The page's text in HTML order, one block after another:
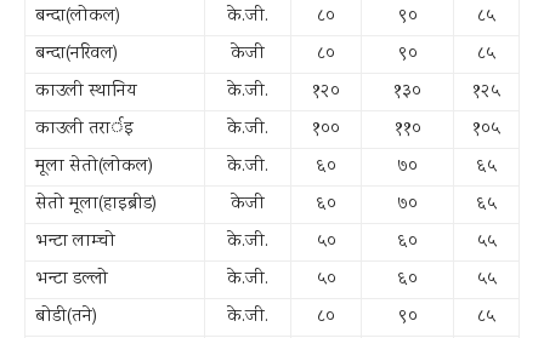
बन्दा(लोकल)
के.जी. ८० ९०
८५
बन्दा(नरिवल)
केजी ८० ९०
८५
काउली स्थानिय
के.जी. १२० १३०
१२५
काउली तरार्इ
के.जी. १०० ११०
१०५
मूला सेतो(लोकल)
के.जी. ६० ७०
६५
सेतो मूला(हाइब्रीड)
केजी ६० ७०
६५
भन्टा लाम्चो
के.जी. ५० ६०
५५
भन्टा डल्लो
के.जी. ५० ६०
५५
बोडी(तने)
के.जी. ८० ९०
८५